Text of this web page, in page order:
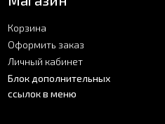
Корзина
Оформить заказ
Личный кабинет
Блок дополнительных
ссылок в меню